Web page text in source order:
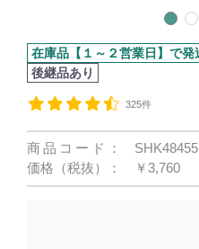
在庫品【１～２営業日】で発
後継品あり
325件
商品コード：
価格（税抜）：
￥3,760